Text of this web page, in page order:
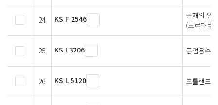
24 KS F 2546
골재의 알
(모르타르
25 KS I 3206 공업용수
26 KS L 5120 포틀랜드